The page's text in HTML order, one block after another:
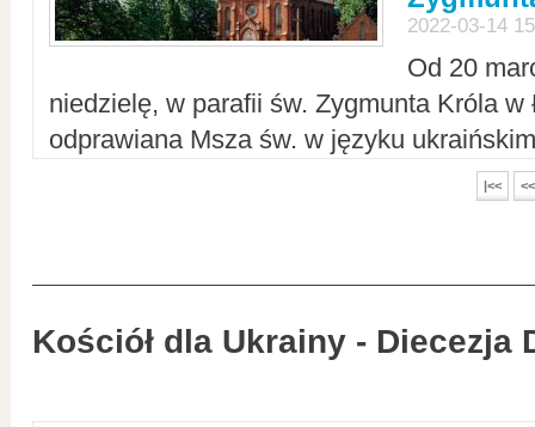
2022-03-14
Od 20
niedzielę, w parafii św. Zygmunta Króla w
odprawiana Msza św. w języku
|<< <<
Kościół dla Ukrainy - Diecezja